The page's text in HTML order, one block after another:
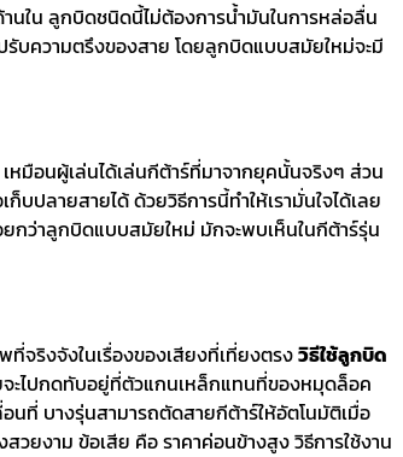
ใน ลูกบิดชนิดนี้ไม่ต้องการน้ำมันในการหล่อลื่น
บความตรึงของสาย โดยลูกบิดแบบสมัยใหม่จะมี
มือนผู้เล่นได้เล่นกีต้าร์ที่มาจากยุคนั้นจริงๆ ส่วน
ปลายสายได้ ด้วยวิธีการนี้ทำให้เรามั่นใจได้เลย
ยกว่าลูกบิดแบบสมัยใหม่ มักจะพบเห็นในกีต้าร์รุ่น
จริงจังในเรื่องของเสียงที่เที่ยงตรงวิธีใช้ลูกบิด
จะไปกดทับอยู่ที่ตัวแกนเหล็กแทนที่ของหมุดล็อค
นที่ บางรุ่นสามารถตัดสายกีต้าร์ให้อัตโนมัติเมื่อ
ยงาม ข้อเสีย คือ ราคาค่อนข้างสูง วิธีการใช้งาน